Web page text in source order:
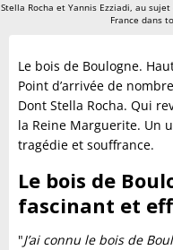
Stella Rocha et Yannis Ezziadi, au
France dans
Le bois de Boulogne.
Point d’arrivée de
Dont Stella Rocha. Qui
la Reine Marguerite. Un
tragédie et souffrance.
Le bois de
fascinant et
"J’ai connu le bois de